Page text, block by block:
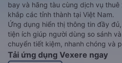
bay và hãng tàu cùng dịch vụ thuê
khắp các tỉnh thành tại Việt Nam.
Ứng dụng hiển thị thông tin đầy
tiện ích giúp người dùng so sánh
chuyển tiết kiệm, nhanh chóng và
Tải ứng dụng Vexere ngay